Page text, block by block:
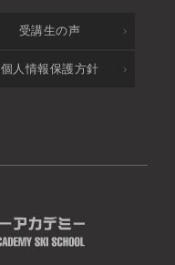
受講生の声
個人情報保護方針